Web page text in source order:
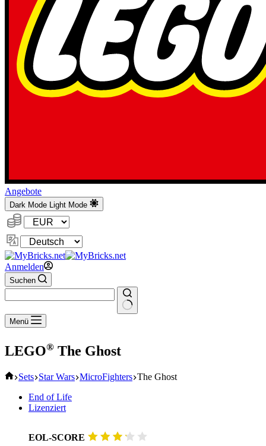
Angebote
Dark Mode Light Mode
Währung:
Sprache
ändern
Anmelden
Suchen
Keine
Ergebnisse
Menü
LEGO® The Ghost
Start
Sets Star Wars MicroFighters The Ghost
End of Life
Lizenziert
EOL-SCORE